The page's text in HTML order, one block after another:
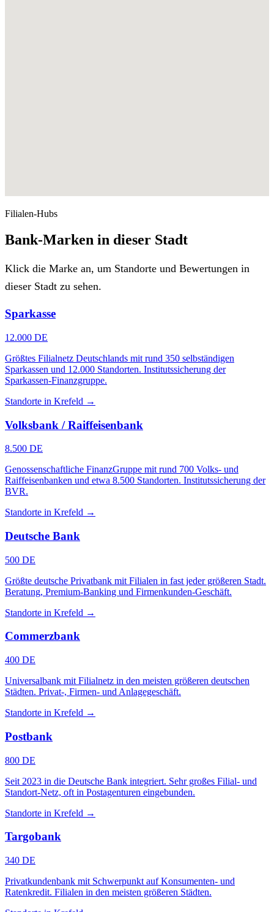
Filialen-Hubs
Bank-Marken in dieser Stadt
Klick die Marke an, um Standorte und Bewertungen in
dieser Stadt zu sehen.
Sparkasse
12.000 DE
Größtes Filialnetz Deutschlands mit rund 350 selbständigen
Sparkassen und 12.000 Standorten. Institutssicherung der
Sparkassen-Finanzgruppe.
Standorte in Krefeld →
Volksbank / Raiffeisenbank
8.500 DE
Genossenschaftliche FinanzGruppe mit rund 700 Volks- und
Raiffeisenbanken und etwa 8.500 Standorten. Institutssicherung der
BVR.
Standorte in Krefeld →
Deutsche Bank
500 DE
Größte deutsche Privatbank mit Filialen in fast jeder größeren Stadt.
Beratung, Premium-Banking und Firmenkunden-Geschäft.
Standorte in Krefeld →
Commerzbank
400 DE
Universalbank mit Filialnetz in den meisten größeren deutschen
Städten. Privat-, Firmen- und Anlagegeschäft.
Standorte in Krefeld →
Postbank
800 DE
Seit 2023 in die Deutsche Bank integriert. Sehr großes Filial- und
Standort-Netz, oft in Postagenturen eingebunden.
Standorte in Krefeld →
Targobank
340 DE
Privatkundenbank mit Schwerpunkt auf Konsumenten- und
Ratenkredit. Filialen in den meisten größeren Städten.